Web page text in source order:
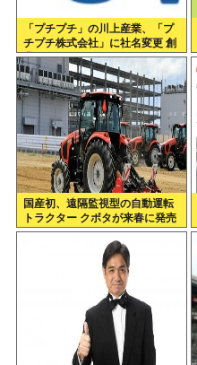
「プチプチ」の川上産業、「プ
チプチ株式会社」に社名変更 創
業58年で
国産初、遠隔監視型の自動運転
トラクター クボタが来春に発売